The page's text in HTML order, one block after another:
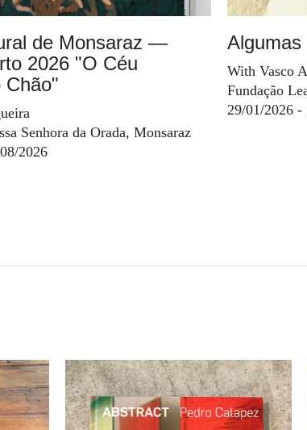
de Monsaraz —
2026 "O Céu
Chão"
Senhora da Orada, Monsaraz
2026
Algumas
With Vasco
Fundação
29/01/2026 -